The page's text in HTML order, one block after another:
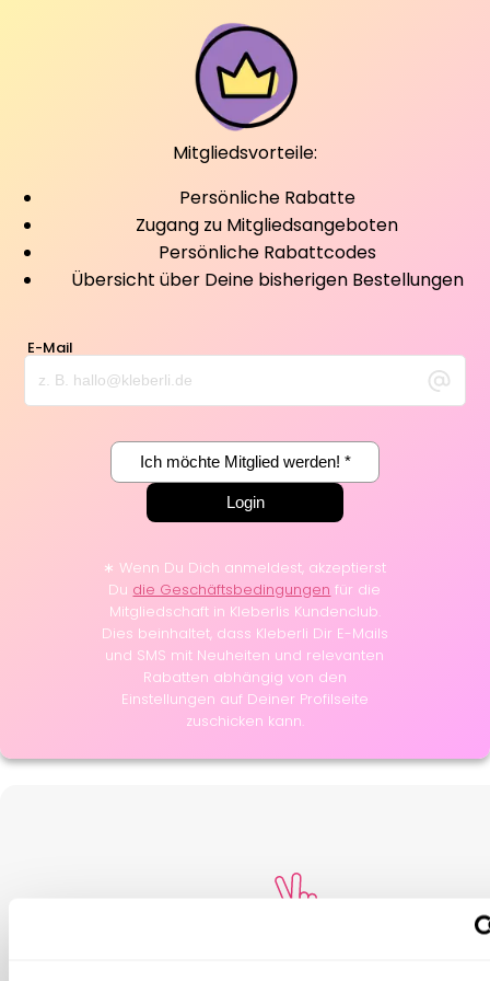
Mitgliedsvorteile:
Persönliche Rabatte
Zugang zu Mitgliedsangeboten
Persönliche Rabattcodes
Übersicht über Deine bisherigen Bestellungen
E-Mail
Login
Ich möchte Mitglied werden! *
∗ Wenn Du Dich anmeldest, akzeptierst
Du die Geschäftsbedingungen für die
Mitgliedschaft in Kleberlis Kundenclub.
Dies beinhaltet, dass Kleberli Dir E-Mails
und SMS mit Neuheiten und relevanten
Rabatten abhängig von den
Einstellungen auf Deiner Profilseite
zuschicken kann.